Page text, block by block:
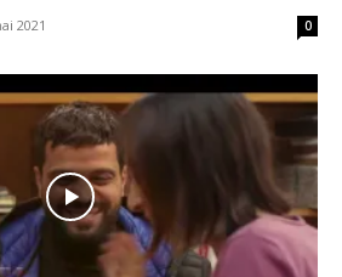
2021 0